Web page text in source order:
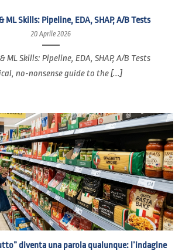
ML Skills: Pipeline, EDA, SHAP, A/B Tests
20 Aprile 2026
ML Skills: Pipeline, EDA, SHAP, A/B Tests
no-nonsense guide to the [...]
diventa una parola qualunque: l’indagine